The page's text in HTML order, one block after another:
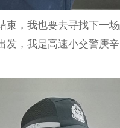
束，我也要去寻找下一
发，我是高速小交警庚